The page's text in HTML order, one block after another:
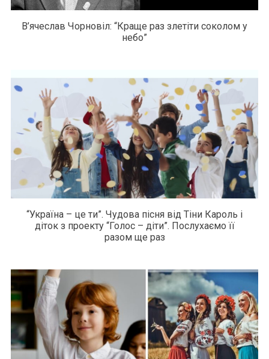
В’ячеслав Чорновіл: “Краще раз злетіти соколом у
небо”
“Україна – це ти”. Чудова пісня від Тіни Кароль і
діток з проекту “Голос – діти”. Послухаємо її
разом ще раз